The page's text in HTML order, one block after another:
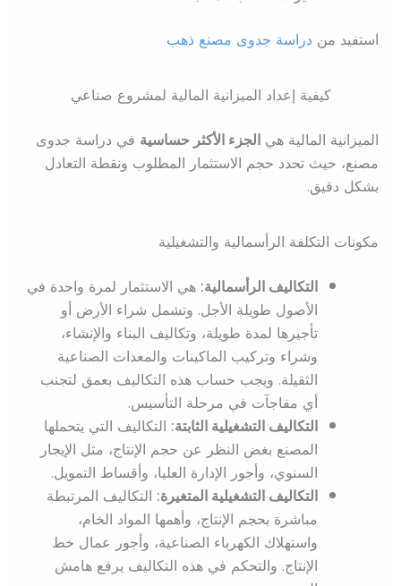
استفيد من دراسة جدوى مصنع ذهب
كيفية إعداد الميزانية المالية لمشروع صناعي
الميزانية المالية هي الجزء الأكثر حساسيةفي دراسة جدوى
مصنع، حيث تحدد حجم الاستثمار المطلوب ونقطة التعادل
بشكل دقيق.
مكونات التكلفة الرأسمالية والتشغيلية
التكاليف الرأسمالية:هي الاستثمار لمرة واحدة في
الأصول طويلة الأجل. وتشمل شراء الأرض أو
تأجيرها لمدة طويلة، وتكاليف البناء والإنشاء،
وشراء وتركيب الماكينات والمعدات الصناعية
الثقيلة. ويجب حساب هذه التكاليف بعمق لتجنب
أي مفاجآت في مرحلة التأسيس.
التكاليف التشغيلية الثابتة:التكاليف التي يتحملها
المصنع بغض النظر عن حجم الإنتاج، مثل الإيجار
السنوي، وأجور الإدارة العليا، وأقساط التمويل.
التكاليف التشغيلية المتغيرة:التكاليف المرتبطة
مباشرة بحجم الإنتاج، وأهمها المواد الخام،
واستهلاك الكهرباء الصناعية، وأجور عمال خط
الإنتاج. والتحكم في هذه التكاليف يرفع هامش